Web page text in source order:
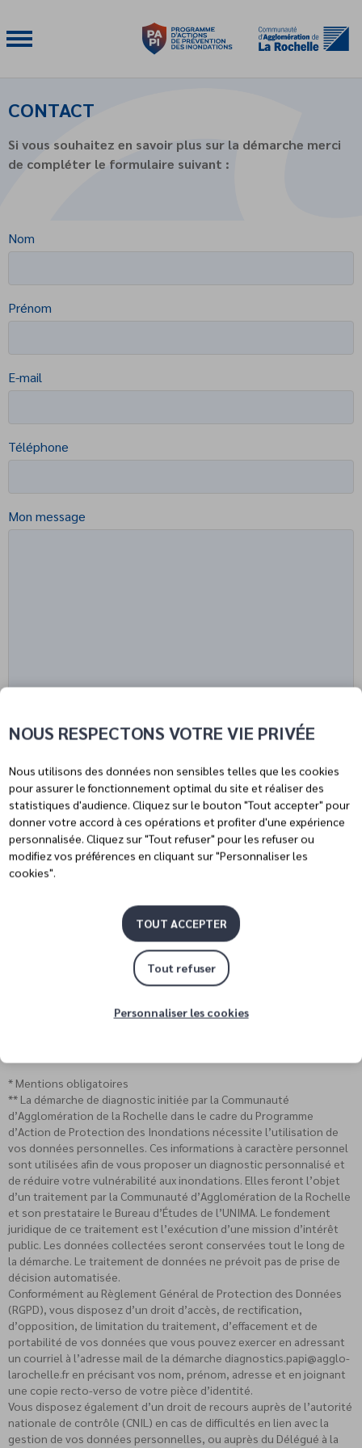
CONTACT
Si vous souhaitez en savoir plus sur la démarche merci
de compléter le formulaire suivant :
Nom
Prénom
E-mail
Téléphone
Mon message
Ajouter une pièce jointe
J’atteste avoir bien pris connaissance de la politique de
confidentialité et j'accepte que mes données soient
transmises à ma commune afin d’apparaître dans la liste
des personnes à contacter en cas d’alerte météo **
* Mentions obligatoires
** La démarche de diagnostic initiée par la Communauté
d’Agglomération de la Rochelle dans le cadre du Programme
d’Action de Protection des Inondations nécessite l’utilisation de
vos données personnelles. Ces informations à caractère personnel
sont utilisées afin de vous proposer un diagnostic personnalisé et
de réduire votre vulnérabilité aux inondations. Elles feront l’objet
d’un traitement par la Communauté d’Agglomération de la Rochelle
et son prestataire le Bureau d’Études de l’UNIMA. Le fondement
juridique de ce traitement est l’exécution d’une mission d’intérêt
public. Les données collectées seront conservées tout le long de
la démarche. Le traitement de données ne prévoit pas de prise de
décision automatisée.
Conformément au Règlement Général de Protection des Données
(RGPD), vous disposez d’un droit d’accès, de rectification,
d’opposition, de limitation du traitement, d’effacement et de
portabilité de vos données que vous pouvez exercer en adressant
un courriel à l’adresse mail de la démarche diagnostics.papi@agglo-
larochelle.fr en précisant vos nom, prénom, adresse et en joignant
une copie recto-verso de votre pièce d’identité.
Vous disposez également d’un droit de recours auprès de l’autorité
nationale de contrôle (CNIL) en cas de difficultés en lien avec la
gestion de vos données personnelles, ou auprès du Délégué à la
NOUS RESPECTONS VOTRE VIE PRIVÉE
Nous utilisons des données non sensibles telles que les cookies
pour assurer le fonctionnement optimal du site et réaliser des
statistiques d'audience. Cliquez sur le bouton "Tout accepter" pour
donner votre accord à ces opérations et profiter d'une expérience
personnalisée. Cliquez sur "Tout refuser" pour les refuser ou
modifiez vos préférences en cliquant sur "Personnaliser les
cookies".
TOUT ACCEPTER
Tout refuser
Personnaliser les cookies